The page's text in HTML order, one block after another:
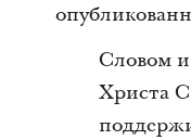
Словом
Христа